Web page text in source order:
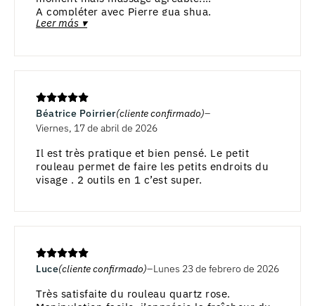
A compléter avec Pierre gua shua.
Leer más ▾
Béatrice Poirrier(cliente confirmado)
Viernes, 17 de abril de 2026
Il est très pratique et bien pensé. Le petit
rouleau permet de faire les petits endroits du
visage . 2 outils en 1 c’est super.
Luce(cliente confirmado) Lunes 23 de febrero de 2026
Très satisfaite du rouleau quartz rose.